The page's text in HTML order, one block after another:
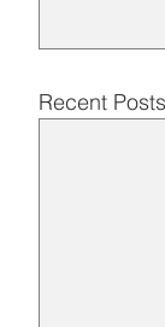
Recent Posts